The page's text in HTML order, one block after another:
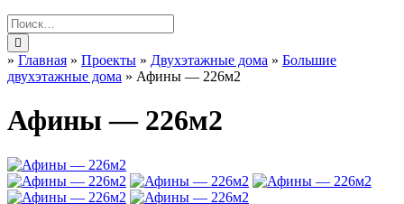
» Главная » Проекты » Двухэтажные дома » Большие
двухэтажные дома » Афины — 226м2
Афины — 226м2